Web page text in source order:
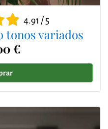
4.91 / 5
variados
€